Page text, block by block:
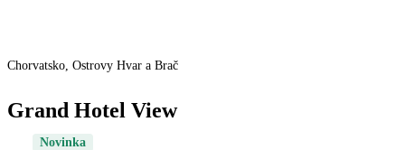
Chorvatsko, Ostrovy Hvar a Brač
Grand Hotel View
Novinka